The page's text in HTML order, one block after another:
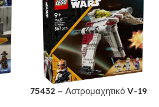
75432 – Αστρομαχητικό V-19